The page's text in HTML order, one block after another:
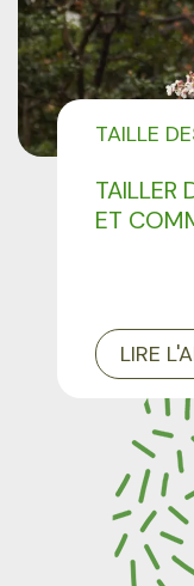
TAILLER
ET
TAILLE
LIRE